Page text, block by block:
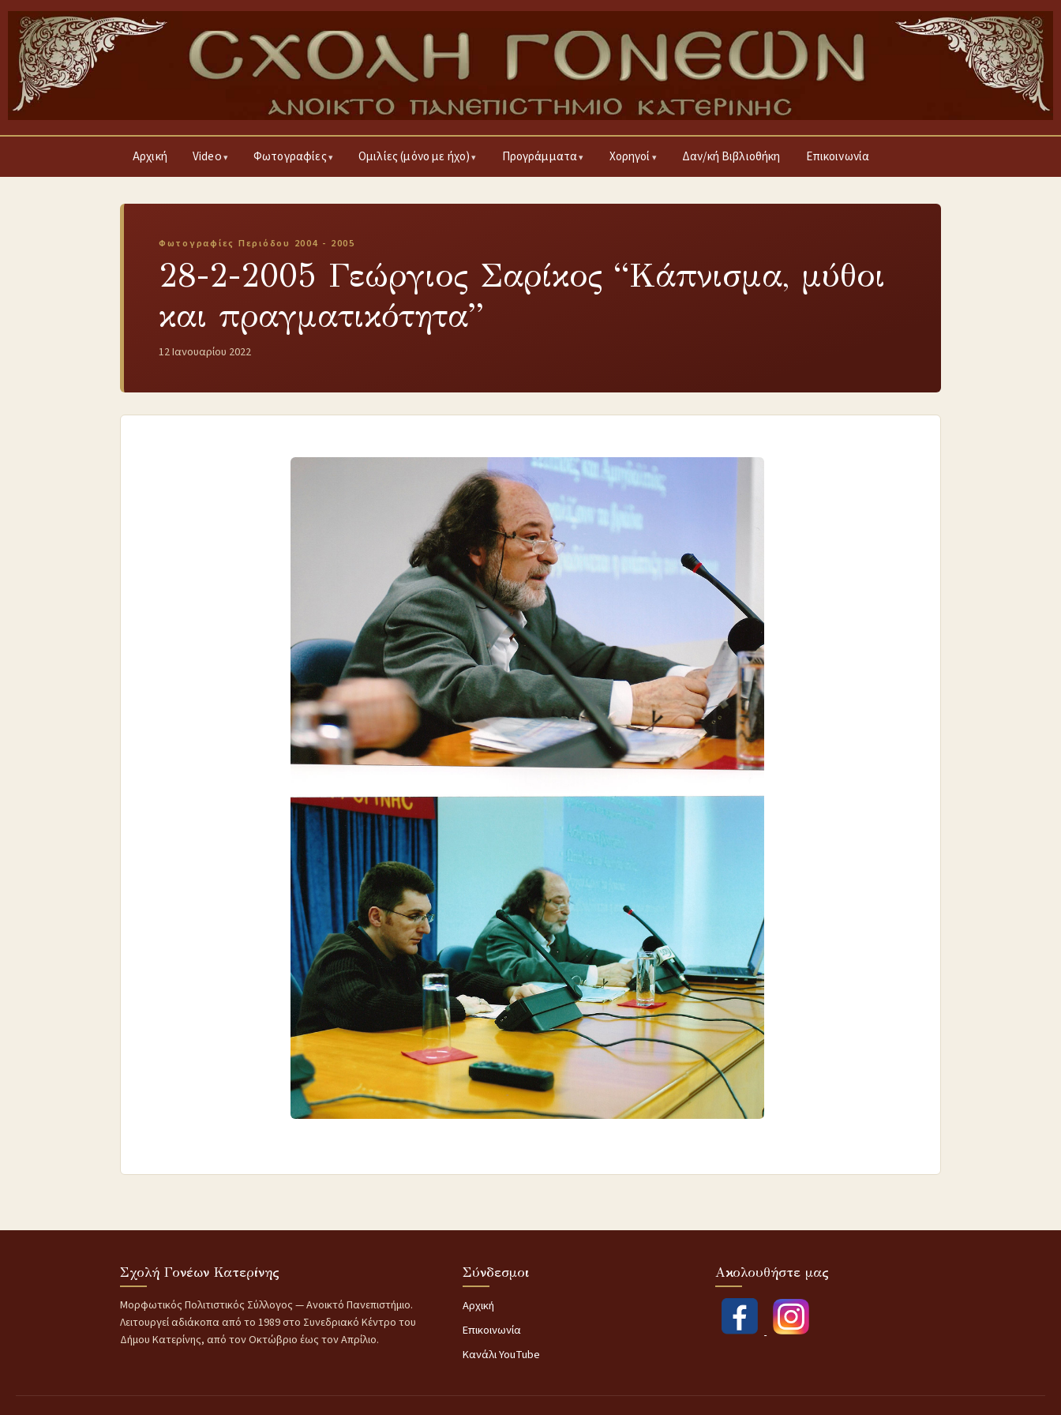
Αρχική Video Φωτογραφίες Ομιλίες (μόνο με ήχο) Προγράμματα Χορηγοί Δαν/κή Βιβλιοθήκη Επικοινωνία
Φωτογραφίες Περιόδου 2004 - 2005
28-2-2005 Γεώργιος Σαρίκος “Κάπνισμα, μύθοι
και πραγματικότητα”
12 Ιανουαρίου 2022
Σχολή Γονέων Κατερίνης
Μορφωτικός Πολιτιστικός Σύλλογος — Ανοικτό Πανεπιστήμιο.
Λειτουργεί αδιάκοπα από το 1989 στο Συνεδριακό Κέντρο του
Δήμου Κατερίνης, από τον Οκτώβριο έως τον Απρίλιο.
Σύνδεσμοι
Αρχική
Επικοινωνία
Κανάλι YouTube
Ακολουθήστε μας